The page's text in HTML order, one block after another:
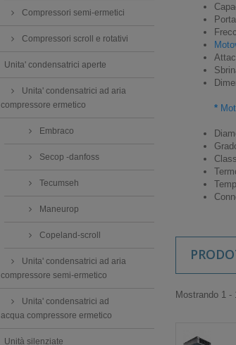
Compressori semi-ermetici
Compressori scroll e rotativi
Unita' condensatrici aperte
Unita' condensatrici ad aria
compressore ermetico
Embraco
Secop -danfoss
Tecumseh
Maneurop
Copeland-scroll
Unita' condensatrici ad aria
compressore semi-ermetico
Unita' condensatrici ad
acqua compressore ermetico
Unità silenziate
*
Mostrando 1 -